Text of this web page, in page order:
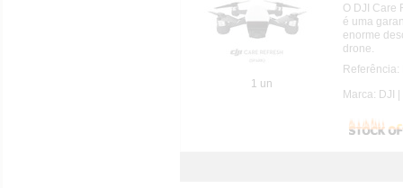
1 un
O DJI Care
é uma
enorme
drone.
Marca: DJI |